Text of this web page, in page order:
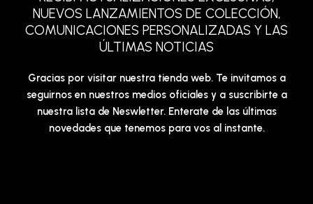
NUEVOS LANZAMIENTOS DE COLECCIÓN,
COMUNICACIONES PERSONALIZADAS Y LAS
ÚLTIMAS NOTICIAS
Gracias por visitar nuestra tienda web. Te invitamos a
seguirnos en nuestros medios oficiales y a suscribirte a
nuestra lista de Neswletter. Enterate de las últimas
novedades que tenemos para vos al instante.